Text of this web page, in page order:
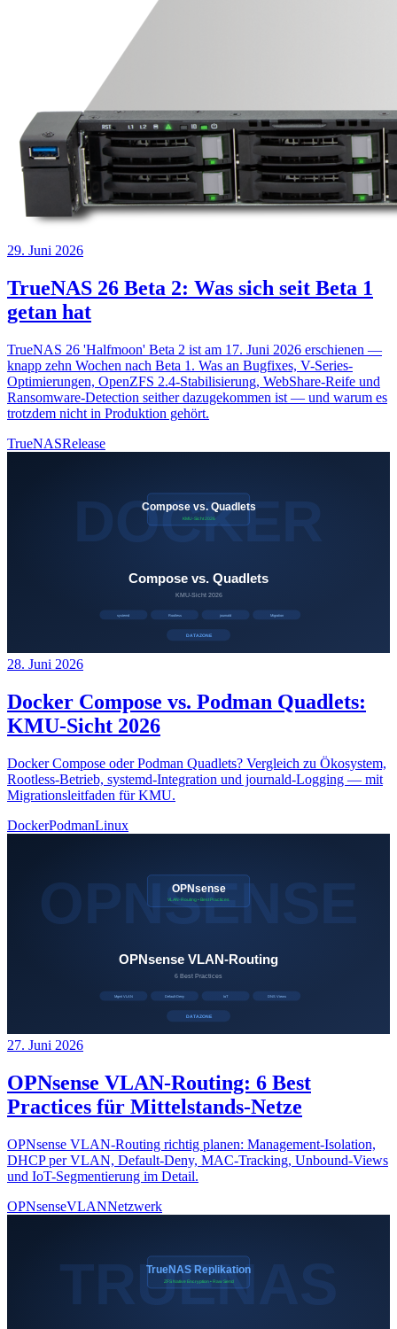
29. Juni 2026
TrueNAS 26 Beta 2: Was sich seit Beta 1
getan hat
TrueNAS 26 'Halfmoon' Beta 2 ist am 17. Juni 2026 erschienen —
knapp zehn Wochen nach Beta 1. Was an Bugfixes, V-Series-
Optimierungen, OpenZFS 2.4-Stabilisierung, WebShare-Reife und
Ransomware-Detection seither dazugekommen ist — und warum es
trotzdem nicht in Produktion gehört.
TrueNASRelease
28. Juni 2026
Docker Compose vs. Podman Quadlets:
KMU-Sicht 2026
Docker Compose oder Podman Quadlets? Vergleich zu Ökosystem,
Rootless-Betrieb, systemd-Integration und journald-Logging — mit
Migrationsleitfaden für KMU.
DockerPodmanLinux
27. Juni 2026
OPNsense VLAN-Routing: 6 Best
Practices für Mittelstands-Netze
OPNsense VLAN-Routing richtig planen: Management-Isolation,
DHCP per VLAN, Default-Deny, MAC-Tracking, Unbound-Views
und IoT-Segmentierung im Detail.
OPNsenseVLANNetzwerk